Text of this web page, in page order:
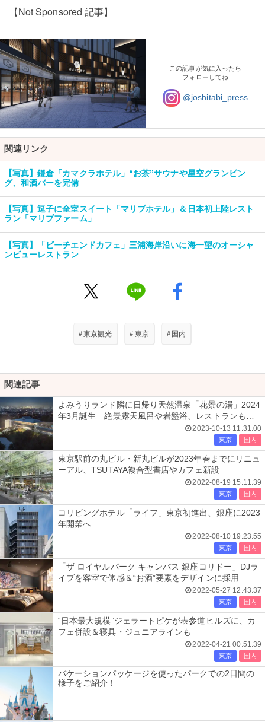
【Not Sponsored 記事】
この記事が気に入ったら
フォローしてね
@joshitabi_press
関連リンク
【写真】鎌倉「カマクラホテル」“お茶”サウナや星空グランピン
グ、和酒バーを完備
【写真】逗子に全室スイート「マリブホテル」＆日本初上陸レスト
ラン「マリブファーム」
【写真】「ビーチエンドカフェ」三浦海岸沿いに海一望のオーシャ
ンビューレストラン
#東京観光 # 東京 # 国内
関連記事
よみうりランド隣に日帰り天然温泉「花景の湯」2024
年3月誕生 絶景露天風呂や岩盤浴、レストランも出
2023-10-13 11:31:00
東京 国内
東京駅前の丸ビル・新丸ビルが2023年春までにリニュ
ーアル、TSUTAYA複合型書店やカフェ新設
2022-08-19 15:11:39
東京 国内
コリビングホテル「ライフ」東京初進出、銀座に2023
年開業へ
2022-08-10 19:23:55
東京 国内
「ザ ロイヤルパーク キャンバス 銀座コリドー」DJラ
イブを客室で体感＆“お酒”要素をデザインに採用
2022-05-27 12:43:37
東京 国内
“日本最大規模”ジェラートピケが表参道ヒルズに、カ
フェ併設＆寝具・ジュニアラインも
2022-04-21 00:51:39
東京 国内
バケーションパッケージを使ったパークでの2日間の
様子をご紹介！